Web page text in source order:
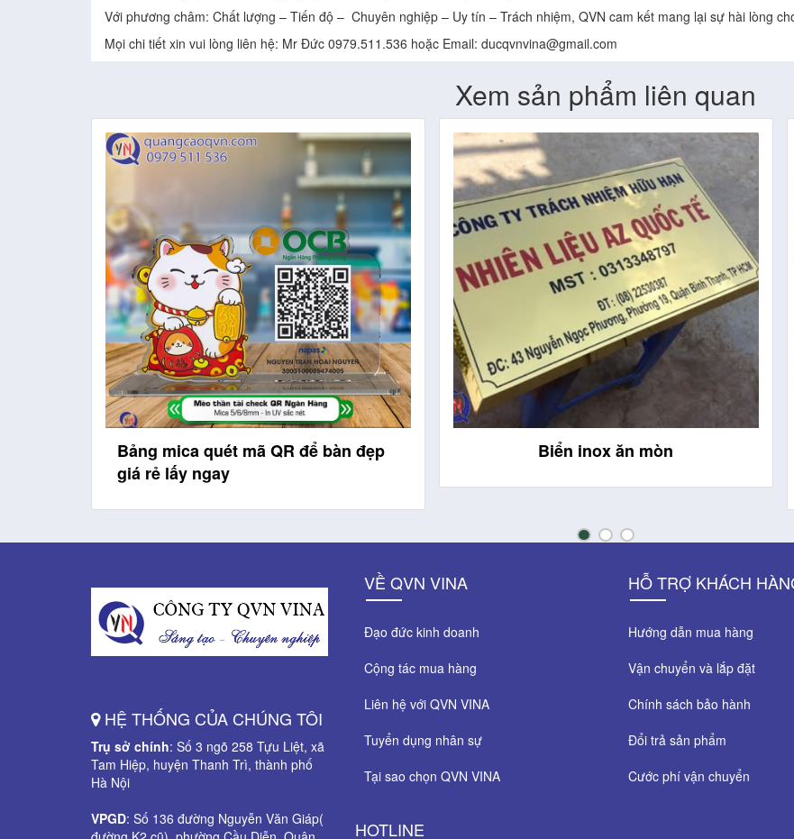
Với phương châm: Chất lượng – Tiến độ – Chuyên nghiệp – Uy tín – Trách nhiệm, QVN cam kết mang lại sự hài lòng
Mọi chi tiết xin vui lòng liên hệ: Mr Đức 0979.511.536 hoặc Email: ducqvnvina@gmail.com
Xem sản phẩm liên quan
Bảng mica quét mã QR để bàn đẹp
giá rẻ lấy ngay
Biển inox ăn mòn
HỆ THỐNG CỦA CHÚNG TÔI
Trụ sở chính: Số 3 ngõ 258 Tựu Liệt, xã
Tam Hiệp, huyện Thanh Trì, thành phố
Hà Nội
VPGD: Số 136 đường Nguyễn Văn Giáp(
VỀ QVN VINA
Đạo đức kinh doanh
Cộng tác mua hàng
Liên hệ với QVN VINA
Tuyển dụng nhân sự
Tại sao chọn QVN VINA
HOTLINE
HỖ TRỢ KHÁCH
Hướng dẫn mua hàng
Vận chuyển và lắp đặt
Chính sách bảo hành
Đổi trả sản phẩm
Cước phí vận chuyển